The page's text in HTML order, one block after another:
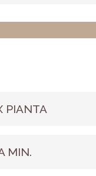
PIANTA
MIN.